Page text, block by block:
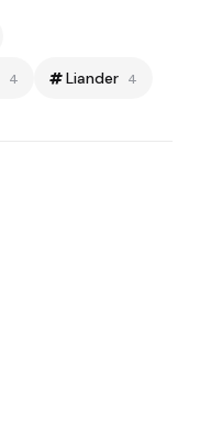
4 Liander 4